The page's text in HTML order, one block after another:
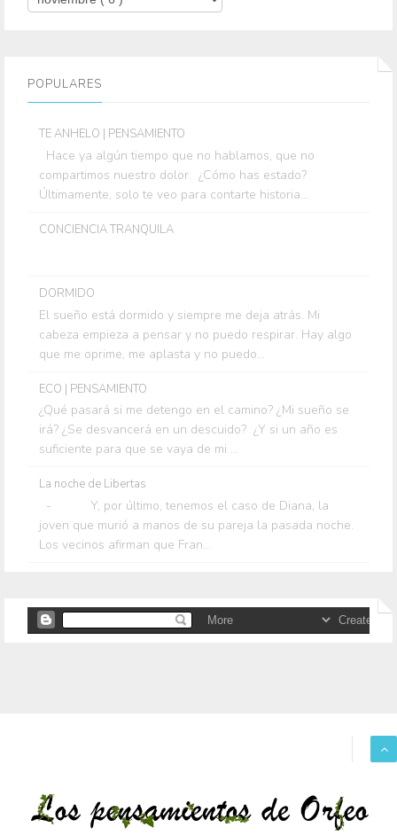
POPULARES
TE ANHELO | PENSAMIENTO
Hace ya algún tiempo que no hablamos, que no
compartimos nuestro dolor. ¿Cómo has estado?
Últimamente, solo te veo para contarte historia...
CONCIENCIA TRANQUILA
DORMIDO
El sueño está dormido y siempre me deja atrás. Mi
cabeza empieza a pensar y no puedo respirar. Hay algo
que me oprime, me aplasta y no puedo...
ECO | PENSAMIENTO
¿Qué pasará si me detengo en el camino? ¿Mi sueño se
irá? ¿Se desvancerá en un descuido? ¿Y si un año es
suficiente para que se vaya de mi ...
La noche de Libertas
- Y, por último, tenemos el caso de Diana, la
joven que murió a manos de su pareja la pasada noche.
Los vecinos afirman que Fran...